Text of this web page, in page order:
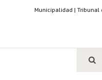
Municipalidad | Tribunal